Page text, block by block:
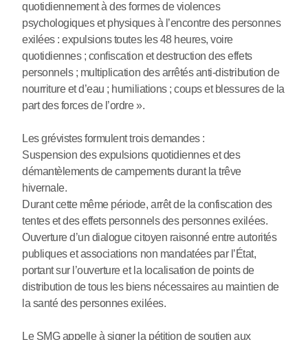
quotidiennement à des formes de violences
psychologiques et physiques à l’encontre des personnes
exilées : expulsions toutes les 48 heures, voire
quotidiennes ; confiscation et destruction des effets
personnels ; multiplication des arrêtés anti-distribution de
nourriture et d’eau ; humiliations ; coups et blessures de la
part des forces de l’ordre ».
Les grévistes formulent trois demandes :
Suspension des expulsions quotidiennes et des
démantèlements de campements durant la trêve
hivernale.
Durant cette même période, arrêt de la confiscation des
tentes et des effets personnels des personnes exilées.
Ouverture d’un dialogue citoyen raisonné entre autorités
publiques et associations non mandatées par l’État,
portant sur l’ouverture et la localisation de points de
distribution de tous les biens nécessaires au maintien de
la santé des personnes exilées.
Le SMG appelle à signer la pétition de soutien aux